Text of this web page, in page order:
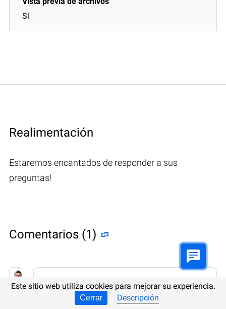
Sí
Realimentación
Estaremos encantados de responder a sus
preguntas!
Comentarios (1)
Hetman Software: Data Recovery
9.08.2022 12:31#
Este sitio web utiliza cookies para mejorar su experiencia.
Cerrar Descripción